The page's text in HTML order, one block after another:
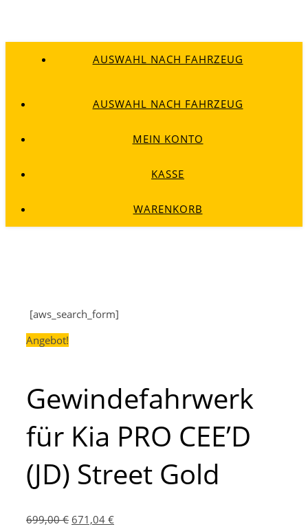
AUSWAHL NACH FAHRZEUG
AUSWAHL NACH FAHRZEUG
MEIN KONTO
KASSE
WARENKORB
[aws_search_form]
Angebot!
Gewindefahrwerk
für Kia PRO CEE’D
(JD) Street Gold
699,00€ Ursprünglicher
671,04 €Aktueller